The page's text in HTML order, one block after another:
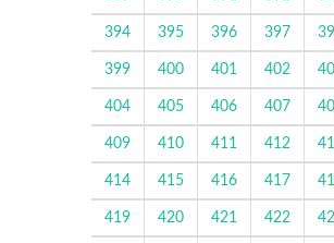
394 395 396 397
399 400 401 402
404 405 406 407
409 410 411 412
414 415 416 417
419 420 421 422